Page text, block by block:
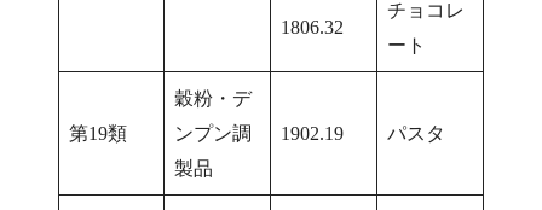
1806.32
チョコレ
ート
第19類
穀粉・デ
ンプン調
製品
1902.19 パスタ